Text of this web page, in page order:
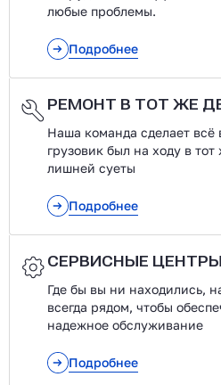
любые проблемы.
Подробнее
РЕМОНТ В ТОТ ЖЕ
Наша команда сделает
грузовик был на ходу в
лишней суеты
Подробнее
СЕРВИСНЫЕ
Где бы вы ни находились,
всегда рядом, чтобы
надежное обслуживание
Подробнее